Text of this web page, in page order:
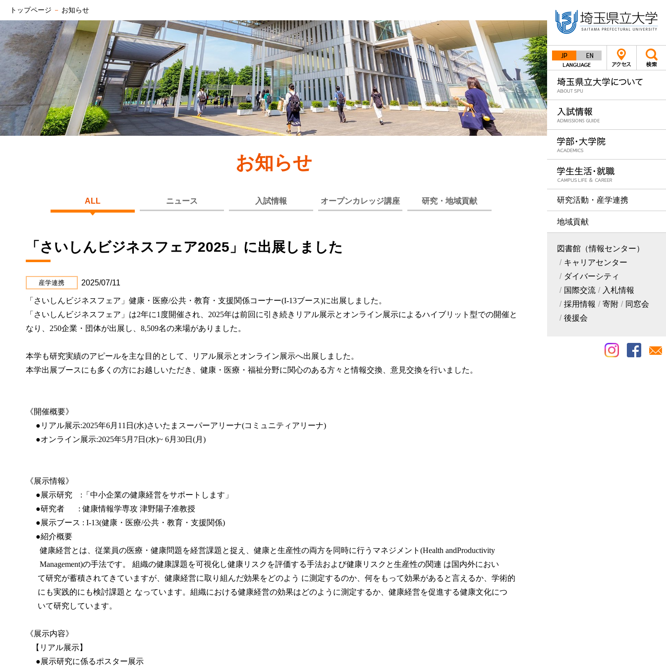
JapaneseEnglish
研究活動・産学連携
地域貢献
図書館（情報センター）
キャリアセンター
ダイバーシティ
国際交流
入札情報
採用情報
寄附
同窓会
後援会
トップページ － お知らせ
お知らせ
ALL ニュース 入試情報 オープンカレッジ講座 研究・地域貢献
「さいしんビジネスフェア2025」に出展しました
産学連携 2025/07/11
「さいしんビジネスフェア」 健康・医療/公共・教育・支援関係コーナー(I-13ブース)に出展しました。
「さいしんビジネスフェア」は2年に1度開催され、2025年は前回に引き続きリアル展示とオンライン展示によるハイブリット型での開催と
なり、250企業・団体が出展し、8,509名の来場がありました。
本学も研究実績のアピールを主な目的として、リアル展示とオンライン展示へ出展しました。
本学出展ブースにも多くの方にお越しいただき、健康・医療・福祉分野に関心のある方々と情報交換、意見交換を行いました。
《開催概要》
●リアル展示:2025年6月11日(水)さいたまスーパーアリーナ(コミュニティアリーナ)
●オンライン展示:2025年5月7日(水)~ 6月30日(月)
《展示情報》
●展示研究 : 「中小企業の健康経営をサポートします」
●研究者 : 健康情報学専攻 津野陽子准教授
●展示ブース : I-13(健康・医療/公共・教育・支援関係)
●紹介概要
健康経営とは、従業員の医療・健康問題を経営課題と捉え、健康と生産性の両方を同時に行うマネジメント(Health andProductivity
Management)の手法です。 組織の健康課題を可視化し健康リスクを評価する手法および健康リスクと生産性の関連 は国内外におい
て研究が蓄積されてきていますが、健康経営に取り組んだ効果をどのよう に測定するのか、何をもって効果があると言えるか、学術的
にも実践的にも検討課題と なっています。組織における健康経営の効果はどのように測定するか、健康経営を促進する健康文化につ
いて研究しています。
《展示内容》
【リアル展示】
●展示研究に係るポスター展示